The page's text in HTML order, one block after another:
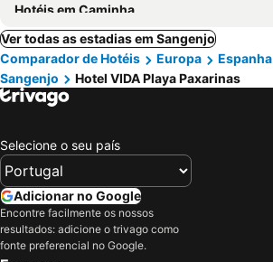
Hotéis em Caminha
Ver todas as estadias em Sangenjo
Comparador de Hotéis
Europa Espanha
Sangenjo
Hotel VIDA Playa Paxarinas
Selecione o seu país
Adicionar no Google
Encontre facilmente os nossos
resultados: adicione o trivago como
fonte preferencial no Google.